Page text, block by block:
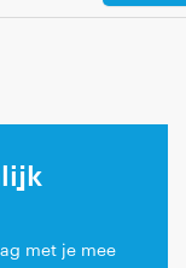
met je mee